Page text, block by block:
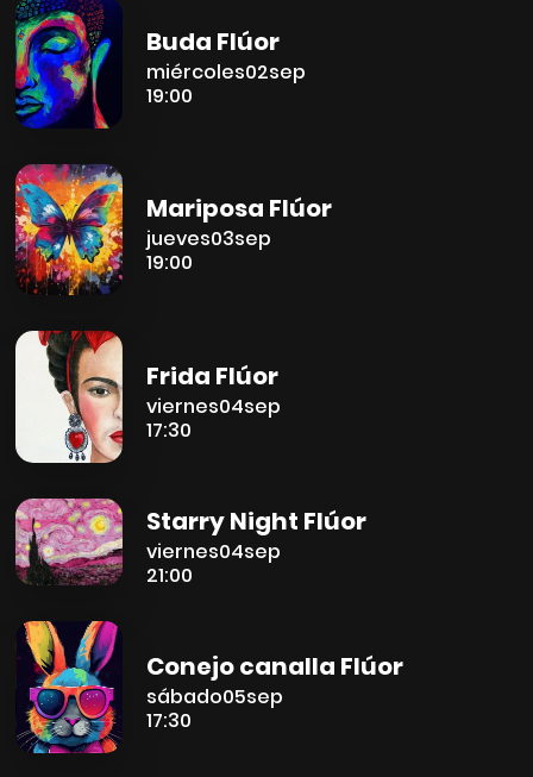
Buda Flúor
miércoles02sep
19:00
Mariposa Flúor
jueves03sep
19:00
Frida Flúor
viernes04sep
17:30
Starry Night Flúor
viernes04sep
21:00
Conejo canalla Flúor
sábado05sep
17:30